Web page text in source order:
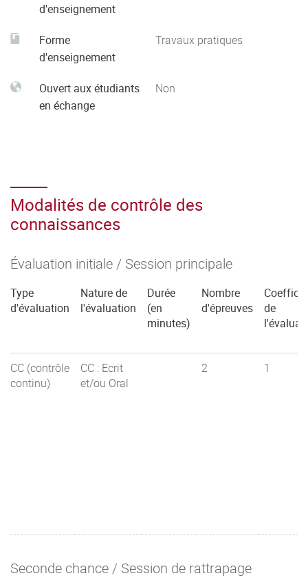
d'enseignement
Forme
d'enseignement
Travaux pratiques
Ouvert aux étudiants
en échange
Non
Modalités de contrôle des
connaissances
Évaluation initiale / Session principale
Type
d'évaluation
Nature de
l'évaluation
Durée
(en
minutes)
Nombre
d'épreuves
de
CC (contrôle
continu)
CC : Ecrit
et/ou Oral
2 1
Seconde chance / Session de rattrapage